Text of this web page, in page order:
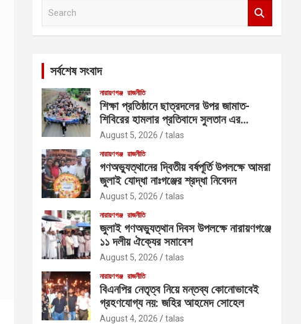
সর্বশেষ সংবাদ
নারায়ণগঞ্জ রাজনীতি
শিক্ষা প্রতিষ্ঠানে ছাত্রদলের উপর জামাত-
শিবিরের হামলার প্রতিবাদে সুলতান এর
নেতৃত্বে বিক্ষোভ
August 5, 2026 talas
নারায়ণগঞ্জ রাজনীতি
গণঅভ্যুত্থানের দ্বিতীয় বর্ষপূর্তি উপলক্ষে আমরা
জুলাই যোদ্ধা নাঃগঞ্জের শ্রদ্ধা নিবেদন
August 5, 2026 talas
নারায়ণগঞ্জ রাজনীতি
জুলাই গণঅভ্যুত্থান দিবস উপলক্ষে নারায়ণগঞ্জে
১১ দলীয় ঐক্যের সমাবেশ
August 5, 2026 talas
নারায়ণগঞ্জ রাজনীতি
বিএনপির নেতৃত্ব নিয়ে মন্তব্য কোনোভাবেই
গ্রহণযোগ্য নয়: জহির আহমেদ সোহেল
August 4, 2026 talas